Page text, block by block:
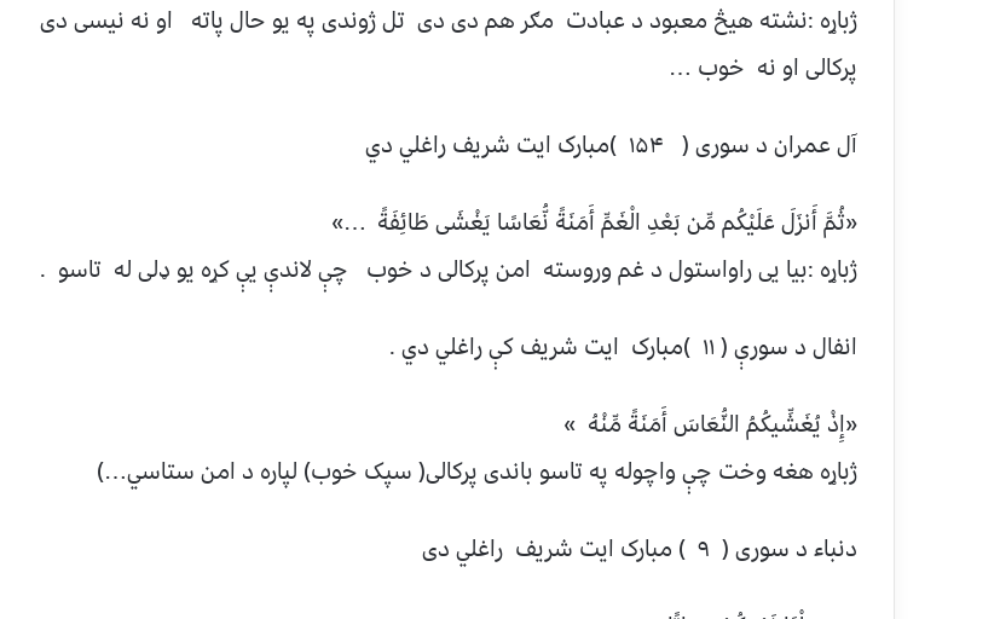
ژباړه :نشته هیڅ معبود د عبادت مګر هم دی دی تل ژوندی په یو حال پاته او نه نیسی دی
پرکالی او نه خوب …
آل عمران د سوری ( ۱۵۴ )مبارک ایت شریف راغلي دي
«ثُمَّ أَنزَلَ عَلَيْكُم مِّن بَعْدِ الْغَمِّ أَمَنَةً نُّعَاسًا يَغْشَى طَائِفَةً …»
ژباړه :بیا یی راواستول د غم وروسته امن پرکالی د خوب چې لاندې يې کړه یو ډلی له تاسو .
انفال د سورې ( ۱۱ )مبارک ایت شریف کې راغلي دي .
«إِذْ يُغَشِّيكُمُ النُّعَاسَ أَمَنَةً مِّنْهُ »
ژباړه هغه وخت چې واچوله په تاسو باندی پرکالی( سپک خوب) لپاره د امن ستاسي…)
دنباء د سوری ( ۹ ) مبارک ایت شریف راغلي دی